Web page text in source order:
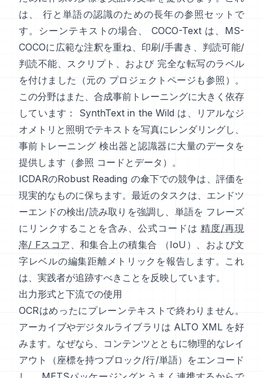
は、 行と単語の認識のための長年の参照セットで
す。シーンテキストの場合、
COCO-Text は、MS-
COCOに広範な注釈を重ね、印刷/手書き、判読可能/
判読不能、スクリプト、および 完全な転写のラベル
を付けました（元の プロジェクトページ も参照）。
この分野はまた、合成事前トレーニングに大きく依存
しています：
SynthText in the Wild は、リアルなジ
オメトリと照明でテキストを写真にレンダリングし、
事前トレーニング 検出器と認識器に大量のデータを
提供します（参照 コードとデータ ）。
ICDARのRobust Reading の傘下での競争は、評価を
現実的なものに保ちます。最近のタスクは、エンドツ
ーエンドの検出/読み取りを強調し、単語を フレーズ
にリンクすることを含み、公式コードは 精度/再現
率/ Fスコア 、和集合上の積集合 （IoU）、および文
字レベルの編集距離メトリックを報告します。これ
は、実践者が追跡すべきことを反映しています。
出力形式と下流での使用
OCRはめったにプレーンテキストで終わりません。
アーカイブやデジタルライブラリは ALTO XML を好
みます。なぜなら、コンテンツとともに物理的なレイ
アウト（座標を持つブロック/行/単語）をエンコード